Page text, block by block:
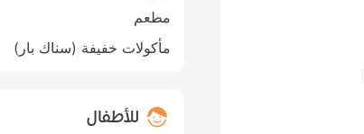
مطعم
مأكولات خفيفة (سناك بار)
للأطفال